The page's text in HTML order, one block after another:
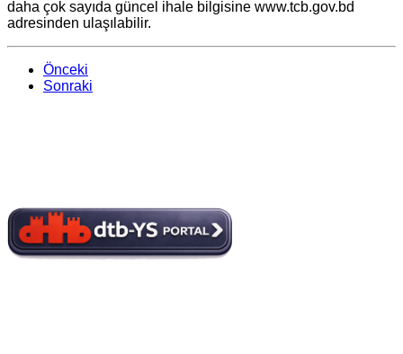
daha çok sayıda güncel ihale bilgisine www.tcb.gov.bd
adresinden ulaşılabilir.
Önceki
Sonraki